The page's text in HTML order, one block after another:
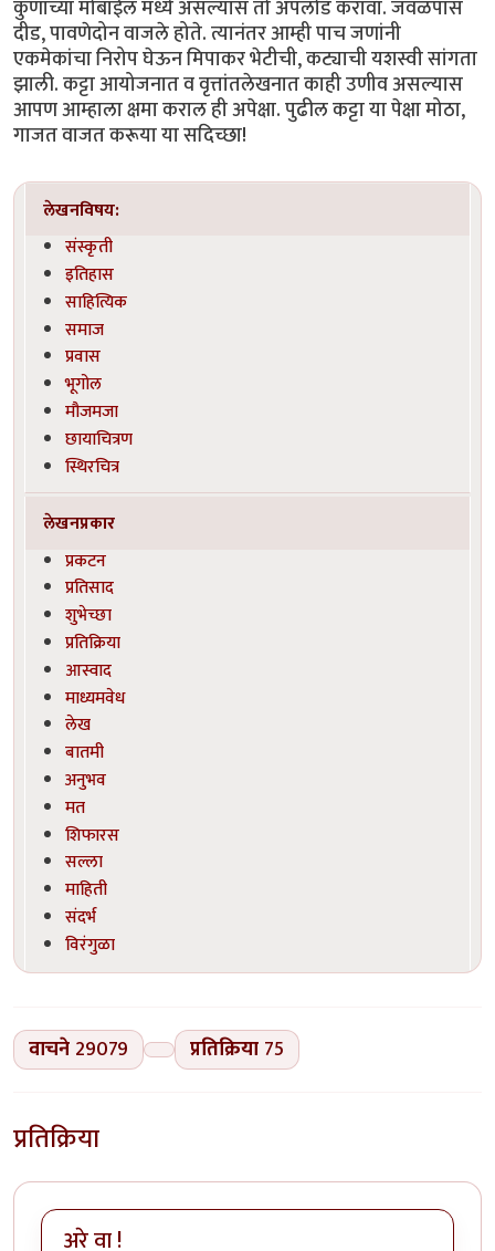
कुणाच्या मोबाईल मध्ये असल्यास तो अपलोड करावा. जवळपास
दीड, पावणेदोन वाजले होते. त्यानंतर आम्ही पाच जणांनी
एकमेकांचा निरोप घेऊन मिपाकर भेटीची, कट्याची यशस्वी सांगता
झाली. कट्टा आयोजनात व वृत्तांतलेखनात काही उणीव असल्यास
आपण आम्हाला क्षमा कराल ही अपेक्षा. पुढील कट्टा या पेक्षा मोठा,
गाजत वाजत करूया या सदिच्छा!
लेखनविषय:
संस्कृती
इतिहास
साहित्यिक
समाज
प्रवास
भूगोल
मौजमजा
छायाचित्रण
स्थिरचित्र
लेखनप्रकार
प्रकटन
प्रतिसाद
शुभेच्छा
प्रतिक्रिया
आस्वाद
माध्यमवेध
लेख
बातमी
अनुभव
मत
शिफारस
सल्ला
माहिती
संदर्भ
विरंगुळा
वाचने 29079 प्रतिक्रिया 75
प्रतिक्रिया
अरे वा !